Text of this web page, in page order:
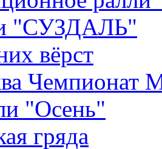
"СУЗДАЛЬ"
вёрст
Чемпионат
"Осень"
гряда